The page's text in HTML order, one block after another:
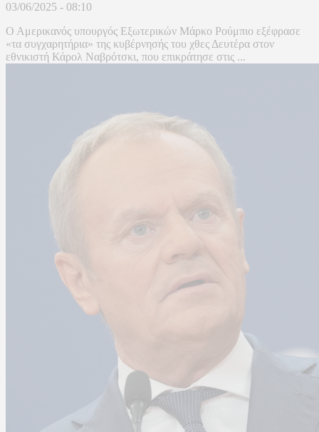
03/06/2025 - 08:10
Ο Αμερικανός υπουργός Εξωτερικών Μάρκο Ρούμπιο εξέφρασε
«τα συγχαρητήρια» της κυβέρνησής του χθες Δευτέρα στον
εθνικιστή Κάρολ Ναβρότσκι, που επικράτησε στις ...